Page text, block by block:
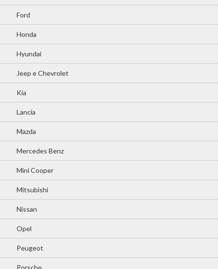
Ford
Honda
Hyundai
Jeep e Chevrolet
Kia
Lancia
Mazda
Mercedes Benz
Mini Cooper
Mitsubishi
Nissan
Opel
Peugeot
Porsche